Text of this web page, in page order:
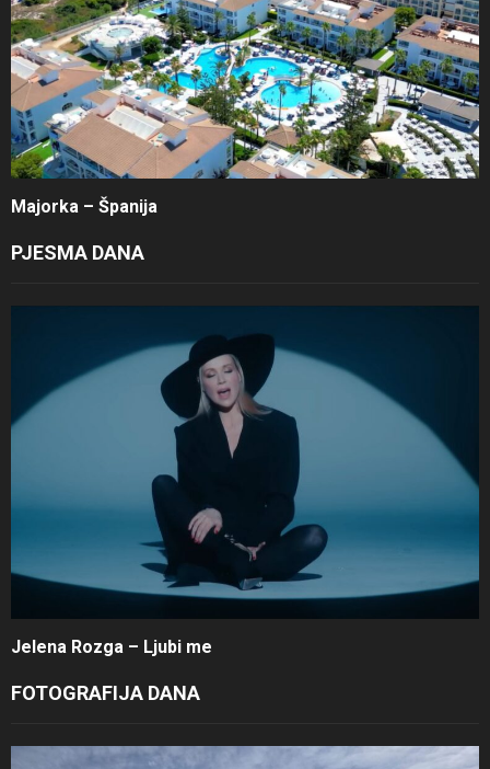
Majorka – Španija
PJESMA DANA
Jelena Rozga – Ljubi me
FOTOGRAFIJA DANA